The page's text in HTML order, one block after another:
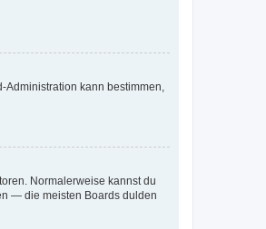
kann bestimmen,
Normalerweise kannst du
— die meisten Boards dulden